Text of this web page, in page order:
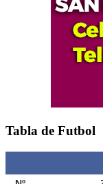
Tabla de Futbol